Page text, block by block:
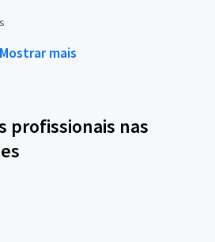
Mostrar mais
profissionais nas